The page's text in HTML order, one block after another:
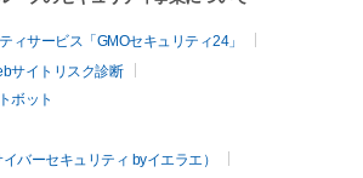
ィサービス「GMOセキュリティ24」
サイトリスク診断
ボット
バーセキュリティ byイエラエ）